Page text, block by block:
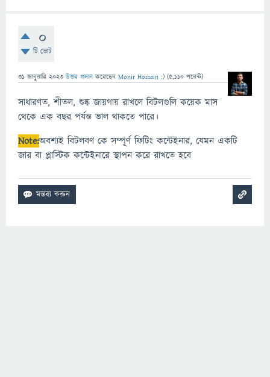
0
টি ভোট
31 জানুয়ারি 2023 উত্তর প্রদান করেছেন Monir Hossain :) (5,110 পয়েন্ট)
সাধারণত, শীতল, শুষ্ক জায়গায় রাখলে বিটলগুলি কয়েক মাস
থেকে এক বছর পর্যন্ত ভাল থাকতে পারে।
Note:অবশ্যই বিটলবণ কে সম্পূর্ণ ফিটিং কন্টেইনার, যেমন একটি
জার বা প্লাস্টিক কন্টেইনারে স্থাপন করে রাখতে হবে